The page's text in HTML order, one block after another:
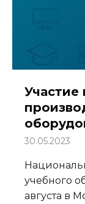
Участие
30.05.2023
учебного
августа в